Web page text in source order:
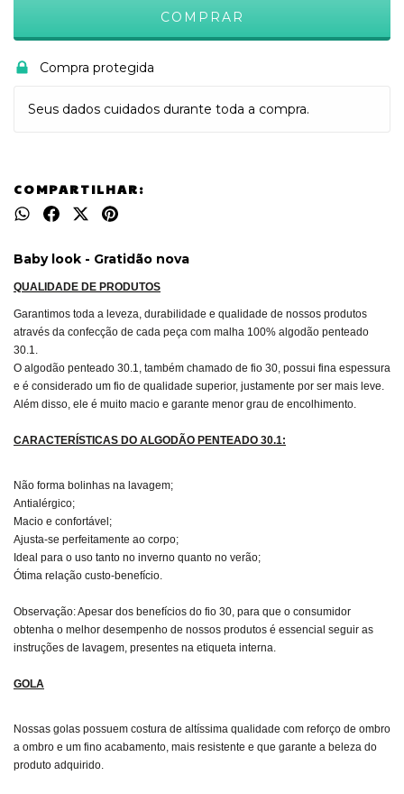
Compra protegida
Seus dados cuidados durante toda a compra.
COMPARTILHAR:
Baby look - Gratidão nova
QUALIDADE DE PRODUTOS
Garantimos toda a leveza, durabilidade e qualidade de nossos produtos
através da confecção de cada peça com malha 100% algodão penteado
30.1.
O algodão penteado 30.1, também chamado de fio 30, possui fina espessura
e é considerado um fio de qualidade superior, justamente por ser mais leve.
Além disso, ele é muito macio e garante menor grau de encolhimento.
CARACTERÍSTICAS DO ALGODÃO PENTEADO 30.1:
Não forma bolinhas na lavagem;
Antialérgico;
Macio e confortável;
Ajusta-se perfeitamente ao corpo;
Ideal para o uso tanto no inverno quanto no verão;
Ótima relação custo-benefício.
Observação: Apesar dos benefícios do fio 30, para que o consumidor
obtenha o melhor desempenho de nossos produtos é essencial seguir as
instruções de lavagem, presentes na etiqueta interna.
GOLA
Nossas golas possuem costura de altíssima qualidade com reforço de ombro
a ombro e um fino acabamento, mais resistente e que garante a beleza do
produto adquirido.